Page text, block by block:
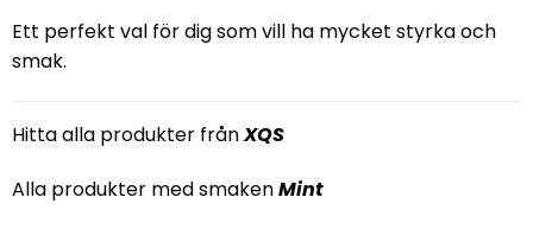
Ett perfekt val för dig som vill ha mycket styrka och
smak.
Hitta alla produkter frånXQS
Alla produkter med smakenMint